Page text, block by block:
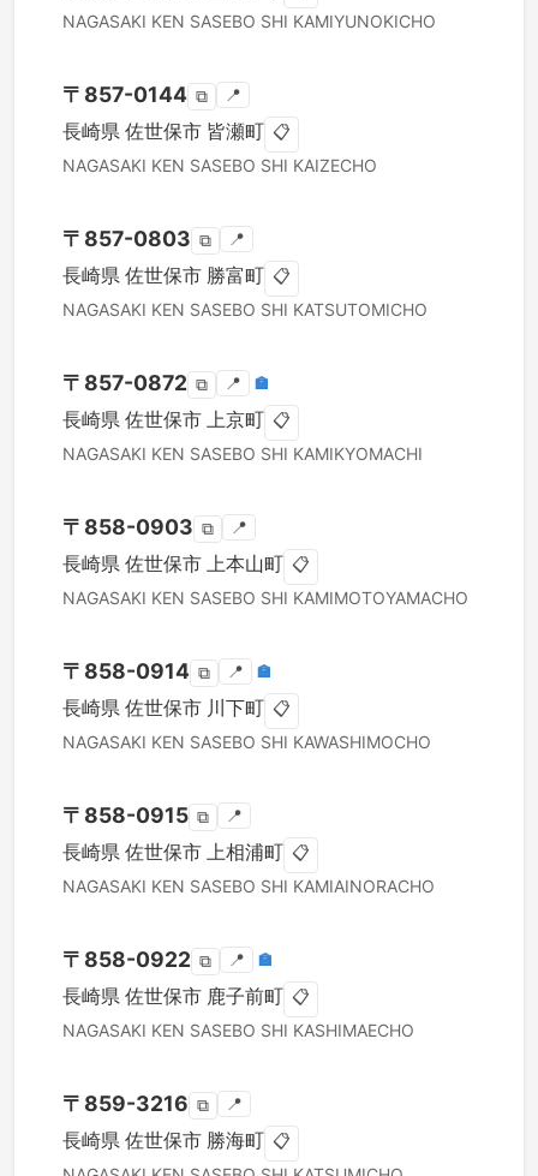
NAGASAKI KEN SASEBO SHI KAMIYUNOKICHO
〒 857-0144 ⧉ 📍
長崎県 佐世保市 皆瀬町 📋
NAGASAKI KEN SASEBO SHI KAIZECHO
〒 857-0803 ⧉ 📍
長崎県 佐世保市 勝富町 📋
NAGASAKI KEN SASEBO SHI KATSUTOMICHO
〒 857-0872 ⧉ 📍 🏣
長崎県 佐世保市 上京町 📋
NAGASAKI KEN SASEBO SHI KAMIKYOMACHI
〒 858-0903 ⧉ 📍
長崎県 佐世保市 上本山町 📋
NAGASAKI KEN SASEBO SHI KAMIMOTOYAMACHO
〒 858-0914 ⧉ 📍 🏣
長崎県 佐世保市 川下町 📋
NAGASAKI KEN SASEBO SHI KAWASHIMOCHO
〒 858-0915 ⧉ 📍
長崎県 佐世保市 上相浦町 📋
NAGASAKI KEN SASEBO SHI KAMIAINORACHO
〒 858-0922 ⧉ 📍 🏣
長崎県 佐世保市 鹿子前町 📋
NAGASAKI KEN SASEBO SHI KASHIMAECHO
〒 859-3216 ⧉ 📍
長崎県 佐世保市 勝海町 📋